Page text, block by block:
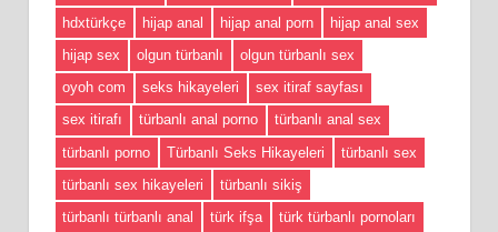
hdxtürkçe
hijap anal hijap anal porn
hijap anal sex
hijap sex
olgun türbanlı
olgun türbanlı sex
oyoh com
seks hikayeleri
sex itiraf sayfası
sex itirafı
türbanlı anal porno
türbanlı anal sex
türbanlı porno
Türbanlı Seks Hikayeleri
türbanlı sex
türbanlı sex hikayeleri
türbanlı sikiş
türbanlı türbanlı anal
türk ifşa
türk türbanlı pornoları